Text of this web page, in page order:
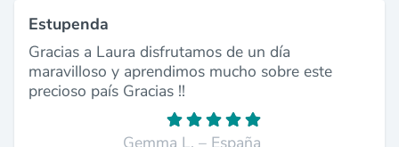
Estupenda
Gracias a Laura disfrutamos de un día
maravilloso y aprendimos mucho sobre este
precioso país Gracias !!
Gemma L. – España